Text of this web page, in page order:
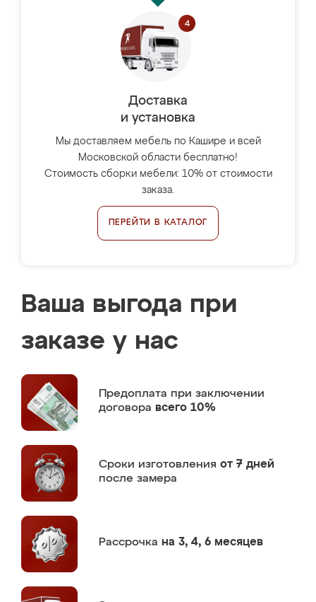
Доставка
и установка
Мы доставляем мебель по Кашире и всей
Московской области бесплатно!
Стоимость сборки мебели: 10% от стоимости
заказа.
ПЕРЕЙТИ В КАТАЛОГ
Ваша выгода при
заказе у нас
Предоплата при заключении
договора всего 10%
Сроки изготовления от 7 дней
после замера
Рассрочка на 3, 4, 6 месяцев